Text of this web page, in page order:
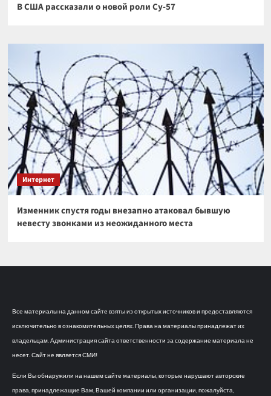
В США рассказали о новой роли Су-57
Интернет
Изменник спустя годы внезапно атаковал бывшую
невесту звонками из неожиданного места
Все материалы на данном сайте взяты из открытых источников и предоставляются
исключительно в ознакомительных целях. Права на материалы принадлежат их
владельцам. Администрация сайта ответственности за содержание материала не
несет. Сайт не является СМИ!
Если Вы обнаружили на нашем сайте материалы, которые нарушают авторские
права, принадлежащие Вам, Вашей компании или организации, пожалуйста,